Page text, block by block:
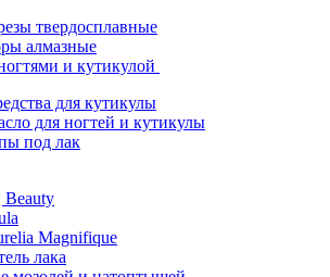
твердосплавные
алмазные
и кутикулой
для кутикулы
для ногтей и кутикулы
под лак
Beauty
Magnifique
лака